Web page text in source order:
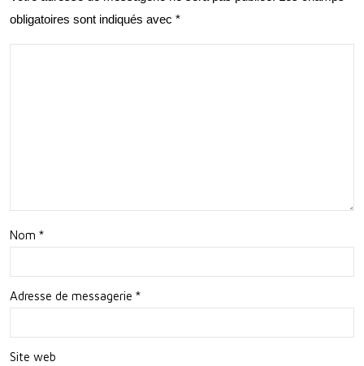
à
Gen
obligatoires sont indiqués avec *
Nom *
Adresse de messagerie *
Site web